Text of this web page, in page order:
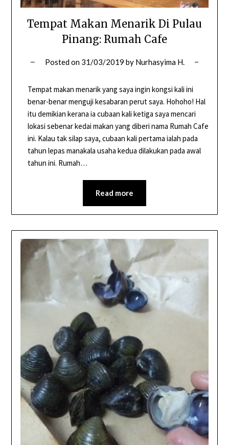
Tempat Makan Menarik Di Pulau
Pinang: Rumah Cafe
Posted on 31/03/2019 by Nurhasyima H.
Tempat makan menarik yang saya ingin kongsi kali ini
benar-benar menguji kesabaran perut saya. Hohoho! Hal
itu demikian kerana ia cubaan kali ketiga saya mencari
lokasi sebenar kedai makan yang diberi nama Rumah Cafe
ini. Kalau tak silap saya, cubaan kali pertama ialah pada
tahun lepas manakala usaha kedua dilakukan pada awal
tahun ini. Rumah…
Read more